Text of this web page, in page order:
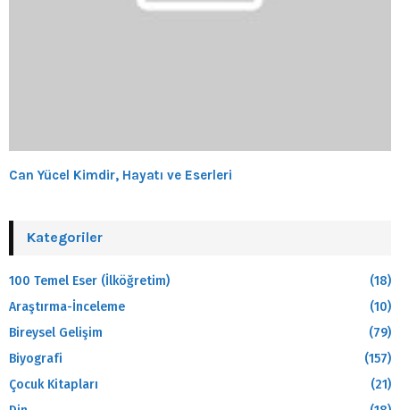
Can Yücel Kimdir, Hayatı ve Eserleri
Kategoriler
100 Temel Eser (İlköğretim)
(18)
Araştırma-İnceleme
(10)
Bireysel Gelişim
(79)
Biyografi
(157)
Çocuk Kitapları
(21)